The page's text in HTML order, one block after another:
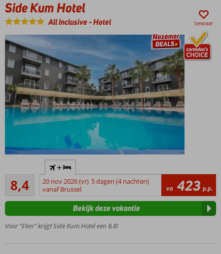
Side Kum Hotel
All Inclusive-Hotel bewaar
Familiehotel
comfortabele
(familie)kamers
en centrale
Kümköy
Persoonlijke
service en
8,4
Zeer goed
361
beoordelingen
+
20 nov 2026 (vr) 5 dagen (4 nachten)
vanaf Brussel
va 423 p.p.
Voor “Eten” krijgt Side Kum Hotel een 8,8!
Bekijk deze vakantie